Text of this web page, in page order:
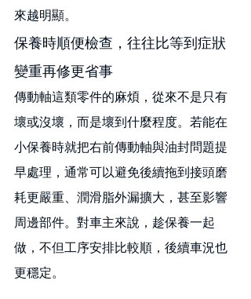
來越明顯。
保養時順便檢查，往往比等到症狀
變重再修更省事
傳動軸這類零件的麻煩，從來不是只有
壞或沒壞，而是壞到什麼程度。若能在
小保養時就把右前傳動軸與油封問題提
早處理，通常可以避免後續拖到接頭磨
耗更嚴重、潤滑脂外漏擴大，甚至影響
周邊部件。對車主來說，趁保養一起
做，不但工序安排比較順，後續車況也
更穩定。